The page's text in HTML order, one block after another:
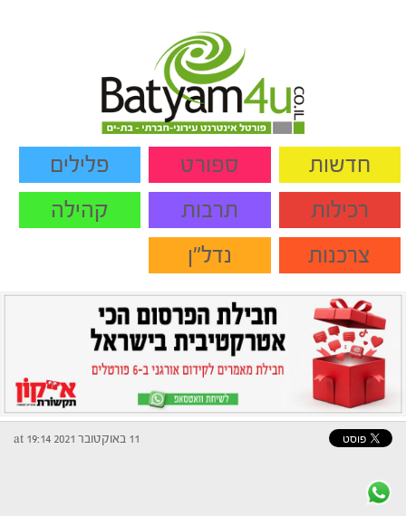
חדשות ספורט
פלילים
רכילות
תרבות
קהילה
צרכנות
נדל"ן
11 באוקטובר 2021 at 19:14